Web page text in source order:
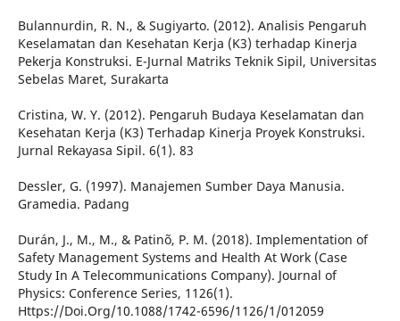
Bulannurdin, R. N., & Sugiyarto. (2012). Analisis Pengaruh
Keselamatan dan Kesehatan Kerja (K3) terhadap Kinerja
Pekerja Konstruksi. E-Jurnal Matriks Teknik Sipil, Universitas
Sebelas Maret, Surakarta
Cristina, W. Y. (2012). Pengaruh Budaya Keselamatan dan
Kesehatan Kerja (K3) Terhadap Kinerja Proyek Konstruksi.
Jurnal Rekayasa Sipil. 6(1). 83
Dessler, G. (1997). Manajemen Sumber Daya Manusia.
Gramedia. Padang
Durán, J., M., M., & Patinõ, P. M. (2018). Implementation of
Safety Management Systems and Health At Work (Case
Study In A Telecommunications Company). Journal of
Physics: Conference Series, 1126(1).
Https://Doi.Org/10.1088/1742-6596/1126/1/012059